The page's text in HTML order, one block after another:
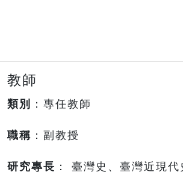
教師
類別 ：專任教師
職稱 ：副教授
研究專長 ： 臺灣史、臺灣近現